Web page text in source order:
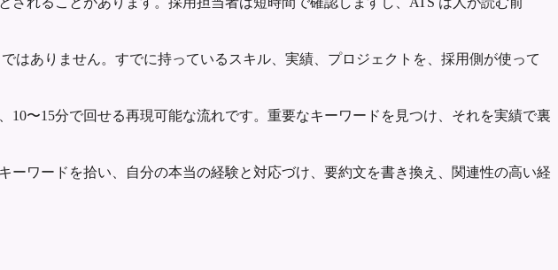
はありません。すでに持っているスキル、実績、プロジェクトを、採用側が使って
〜15分で回せる再現可能な流れです。重要なキーワードを見つけ、それを実績で裏
ーワードを拾い、自分の本当の経験と対応づけ、要約文を書き換え、関連性の高い経